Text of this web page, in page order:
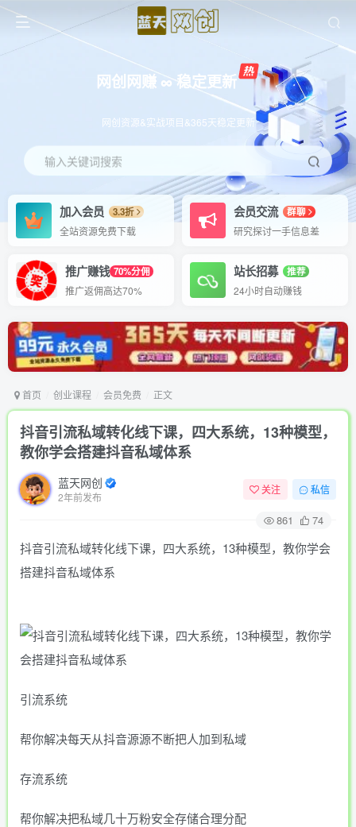
网创网赚 ∞ 稳定更新
网创资源&实战项目&365天稳定更新
输入关键词搜索
加入会员
3.3折
全站资源免费下载
会员交流
群聊
研究探讨一手信息差
推广赚钱 70%分佣
推广返佣高达70%
站长招募
推荐
24小时自动赚钱
首页 创业课程 会员免费 正文
抖音引流私域转化线下课，四大系统，13种模型，
教你学会搭建抖音私域体系‎
蓝天网创
2年前发布
关注 私信
861 74
抖音引流私域转化线下课，四大系统，13种模型，教你学会
搭建抖音私域体系‎
引流系统
帮你解决每天从抖音源源不断把人加到私域
存流系统
帮你解决把私域几十万粉安全存储合理分配